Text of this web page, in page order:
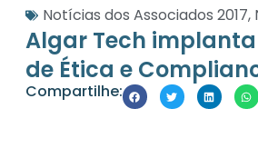
Notícias dos Associados 2017,
Algar Tech
de Ética e
Compartilhe: